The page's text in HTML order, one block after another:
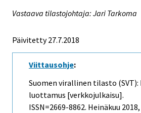
Vastaava tilastojohtaja: Jari Tarkoma
Päivitetty 27.7.2018
Viittausohje:
Suomen virallinen tilasto
luottamus [verkkojulkaisu].
ISSN=2669-8862. Heinäkuu